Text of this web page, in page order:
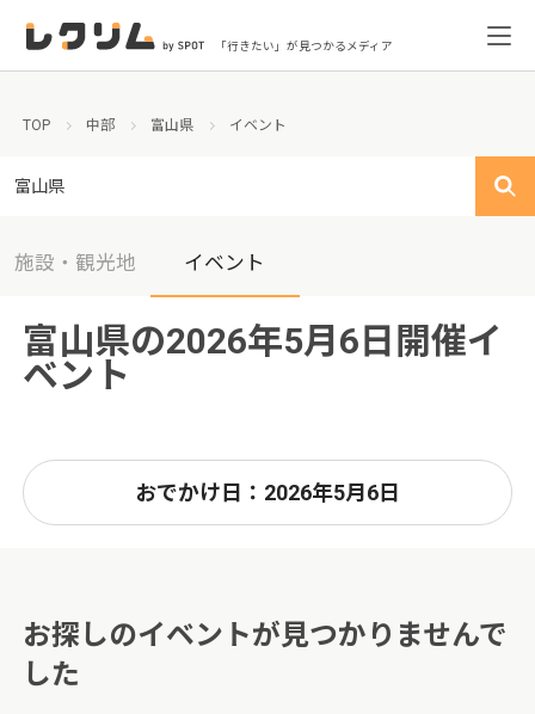
「行きたい」が見つかるメディア
TOP 中部 富山県 イベント
富山県
施設・観光地 イベント
富山県の2026年5月6日開催イ
ベント
おでかけ日：2026年5月6日
お探しのイベントが見つかりませんで
した